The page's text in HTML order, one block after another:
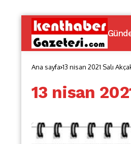
Ana sayfa 13 nisan 2021 Salı
13 nisan